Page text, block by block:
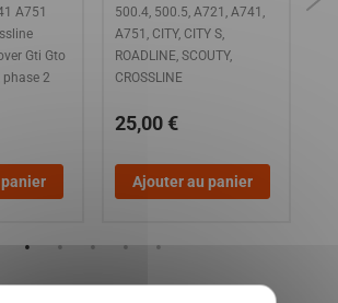
A751
Gti Gto
phase 2
500.4, 500.5, A721, A741,
A751, CITY, CITY S,
ROADLINE, SCOUTY,
CROSSLINE
25,00 €
Ajouter au panier